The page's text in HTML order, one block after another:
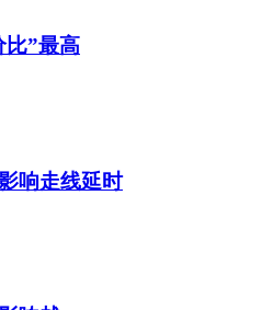
比”最高
响走线延时